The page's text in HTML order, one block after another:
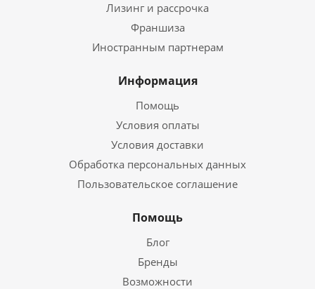
Лизинг и рассрочка
Франшиза
Иностранным партнерам
Информация
Помощь
Условия оплаты
Условия доставки
Обработка персональных данных
Пользовательское соглашение
Помощь
Блог
Бренды
Возможности